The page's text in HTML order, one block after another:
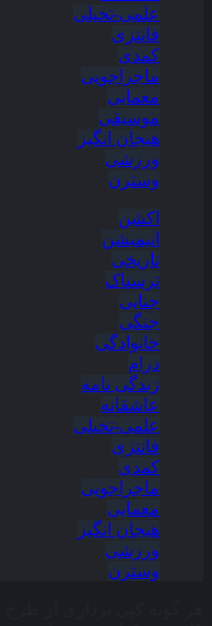
علمی-تخیلی
فانتزی
کمدی
ماجراجویی
معمایی
موسیقی
هیجان انگیز
ورزشی
وسترن
اکشن
انیمیشن
تاریخی
ترسناک
جنایی
جنگی
خانوادگی
درام
زندگی نامه
عاشقانه
علمی-تخیلی
فانتزی
کمدی
ماجراجویی
معمایی
هیجان انگیز
ورزشی
وسترن